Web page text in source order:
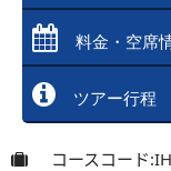
料金・空席
ツアー行程
コースコード